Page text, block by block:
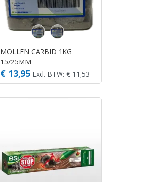
MOLLEN CARBID 1KG
15/25MM
€ 13,95 Excl. BTW: € 11,53